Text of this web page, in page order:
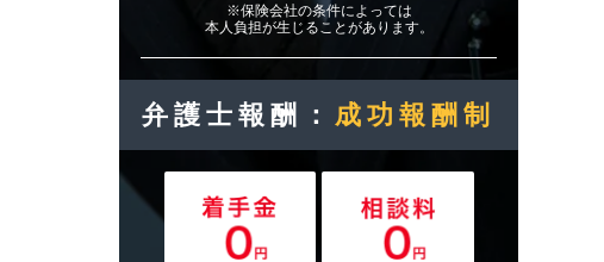
※保険会社の条件によっては
本人負担が生じることがあります。
弁護士報酬： 成功報酬制